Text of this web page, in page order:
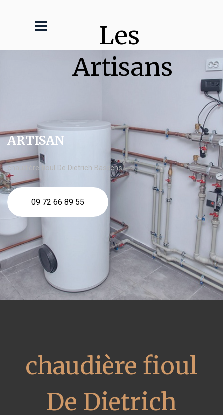
Les
Artisans
ARTISAN
chaudière fioul De Dietrich Bassens
09 72 66 89 55
chaudière fioul
De Dietrich